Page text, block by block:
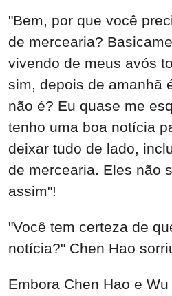
"Bem, por que você
de mercearia?
vivendo de meus avós
sim, depois de amanhã
não é? Eu quase me
tenho uma boa notícia
deixar tudo de lado,
de mercearia. Eles não
assim"!
"Você tem certeza de
notícia?" Chen Hao
Embora Chen Hao e